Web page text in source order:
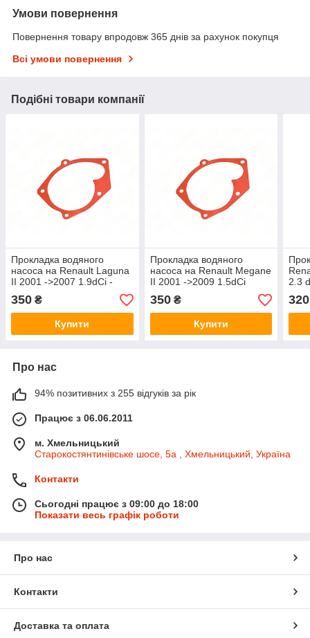
Умови повернення
Повернення товару впродовж 365 днів за рахунок покупця
Всі умови повернення
Подібні товари компанії
Прокладка водяного
насоса на Renault Laguna
II 2001 ->2007 1.9dCi -
Nissan (Оригінал) - 21014-
00Q0J
350 ₴
Купити
Прокладка водяного
насоса на Renault Megane
II 2001 ->2009 1.5dCi
(Оригінал) — 21014-
00Q0J
350₴
Купити
2.3
320
Про нас
94% позитивних з 255 відгуків за рік
Працює з 06.06.2011
м. Хмельницький
Старокостянтинівське шосе, 5а , Хмельницький, Україна
Контакти
Сьогодні працює з 09:00 до 18:00
Показати весь графік роботи
Про нас
Контакти
Доставка та оплата